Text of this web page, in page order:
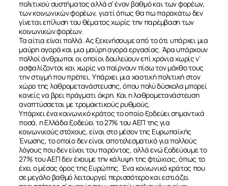
πολιτικού συστήματος αλλά σ’ έναν βαθμό και των φορέων,
των κοινωνικών φορέων, γιατί όπως θα πω παρακάτω δεν
γίνεται επίλυση του θέματος χωρίς την παρέμβαση των
κοινωνικών φορέων.
Τα αίτια είναι πολλά. Ας ξεκινήσουμε από το ότι υπάρχει μια
μαύρη αγορά και μια μαύρη αγορά εργασίας. Άρα υπάρχουν
πολλοί άνθρωποι οι οποίοι δουλεύουν επί χρόνια χωρίς ν’
ασφαλίζονται και χωρίς να παίρνουν πίσω τον μόχθο τους
την στιγμή που πρέπει. Υπάρχει μια χαοτική πολιτική στον
χώρο της λαθρομετανάστευσης, όπου πολύ δύσκολα μπορεί
κανείς να βρει πράγματι άκρη. Και η λαθρομετανάστευση
αναπτύσσεται με τρομακτικούς ρυθμούς.
Υπάρχει ένα κοινωνικό κράτος το οποίο ξοδεύει σημαντικά
ποσά, η Ελλάδα ξοδεύει το 27% του ΑΕΠ της για
κοινωνικούς στόχους, είναι στο μέσον της Ευρωπαϊκής
Ένωσης, το οποίο δεν είναι αποτελεσματικό για πολλούς
λόγους που δεν είναι του παρόντος, αλλά ενώ ξοδεύουμε το
27% του ΑΕΠ δεν έχουμε την κάλυψη της φτώχιας, όπως το
έχει ο μέσος όρος της Ευρώπης. Ένα κοινωνικό κράτος που
σε μεγάλο βαθμό λειτουργεί περισσότερο και εστιάζει